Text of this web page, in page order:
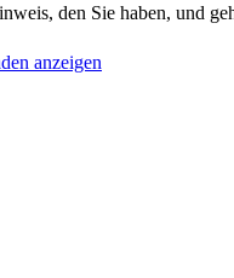
den Sie haben, und
anzeigen